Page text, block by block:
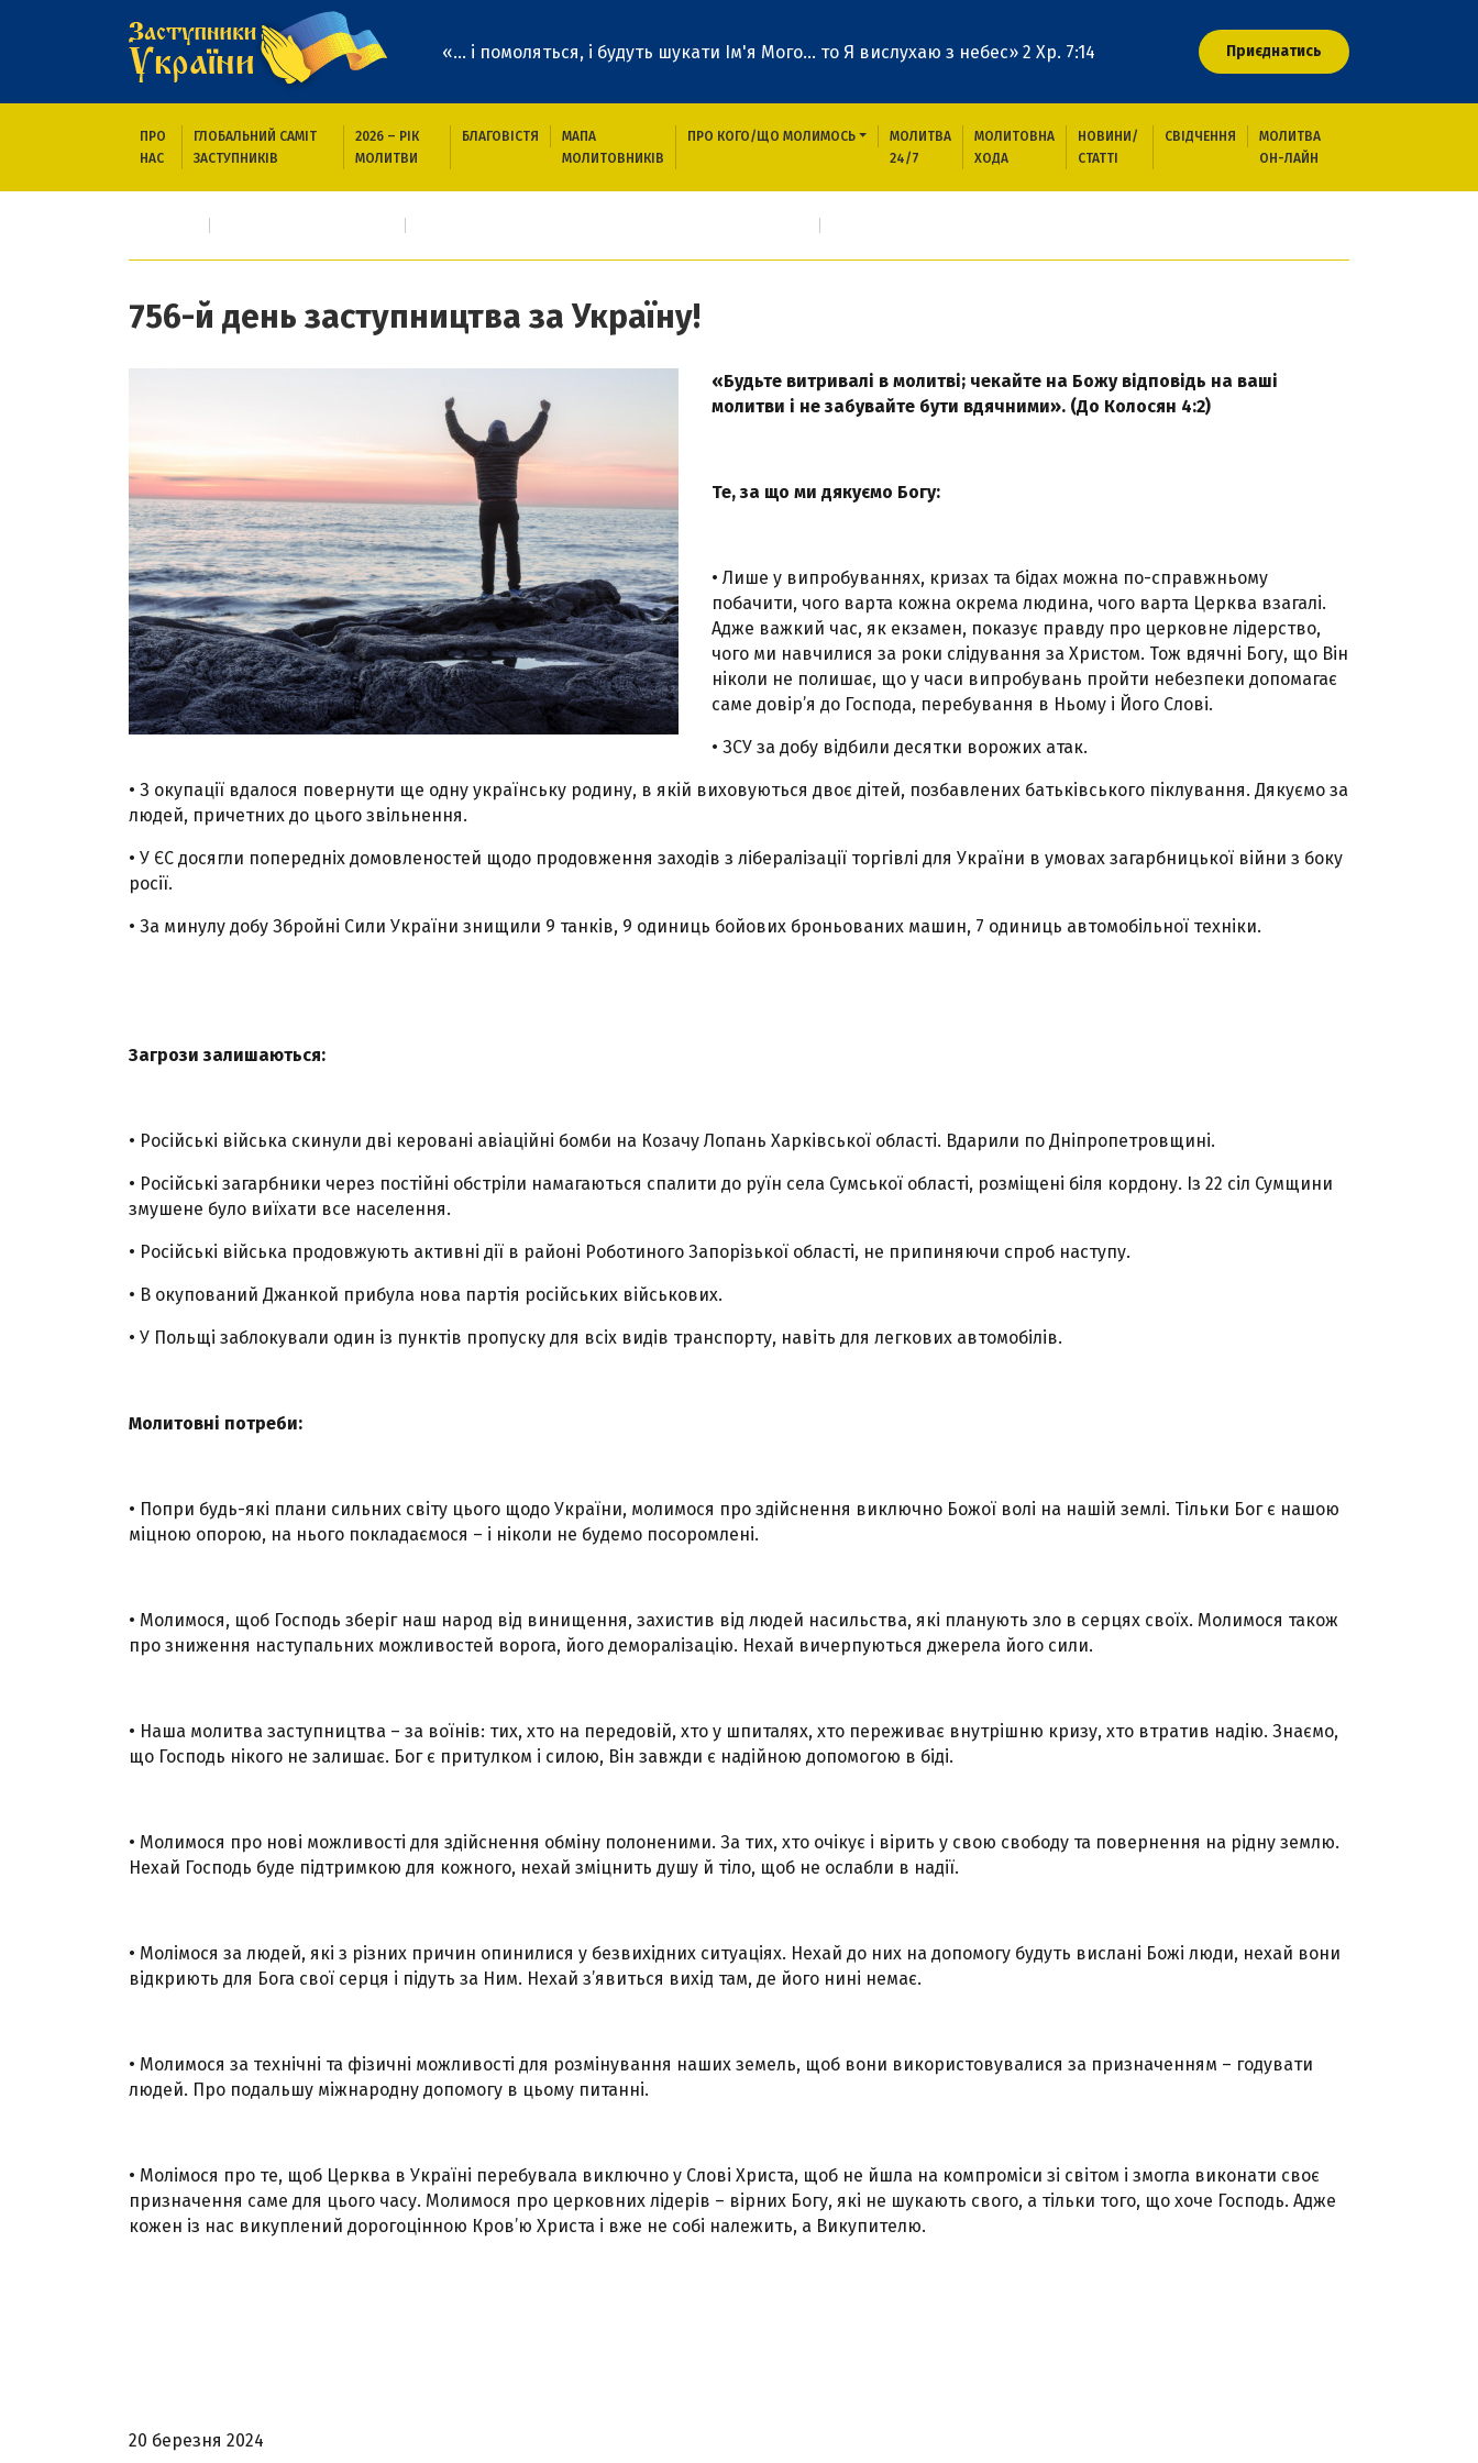
«... і помоляться, і будуть шукати Ім'я Мого... то Я вислухаю з небес» 2 Хр. 7:14 Приєднатись
ПРО
НАС
ГЛОБАЛЬНИЙ САМІТ
ЗАСТУПНИКІВ
2026 – РІК
МОЛИТВИ
БЛАГОВІСТЯ
МАПА
МОЛИТОВНИКІВ
ПРО КОГО/ЩО МОЛИМОСЬ
МОЛИТВА
24/7
МОЛИТОВНА
ХОДА
НОВИНИ/
СТАТТІ
СВІДЧЕННЯ
МОЛИТВА
ОН-ЛАЙН
756-й день заступництва за Україну!
«Будьте витривалі в молитві; чекайте на Божу відповідь на ваші
молитви і не забувайте бути вдячними». (До Колосян 4:2)
Те, за що ми дякуємо Богу:
• Лише у випробуваннях, кризах та бідах можна по-справжньому
побачити, чого варта кожна окрема людина, чого варта Церква взагалі.
Адже важкий час, як екзамен, показує правду про церковне лідерство,
чого ми навчилися за роки слідування за Христом. Тож вдячні Богу, що Він
ніколи не полишає, що у часи випробувань пройти небезпеки допомагає
саме довір’я до Господа, перебування в Ньому і Його Слові.
• ЗСУ за добу відбили десятки ворожих атак.
• З окупації вдалося повернути ще одну українську родину, в якій виховуються двоє дітей, позбавлених батьківського піклування. Дякуємо за
людей, причетних до цього звільнення.
• У ЄС досягли попередніх домовленостей щодо продовження заходів з лібералізації торгівлі для України в умовах загарбницької війни з боку
росії.
• За минулу добу Збройні Сили України знищили 9 танків, 9 одиниць бойових броньованих машин, 7 одиниць автомобільної техніки.
Загрози залишаються:
• Російські війська скинули дві керовані авіаційні бомби на Козачу Лопань Харківської області. Вдарили по Дніпропетровщині.
• Російські загарбники через постійні обстріли намагаються спалити до руїн села Сумської області, розміщені біля кордону. Із 22 сіл Сумщини
змушене було виїхати все населення.
• Російські війська продовжують активні дії в районі Роботиного Запорізької області, не припиняючи спроб наступу.
• В окупований Джанкой прибула нова партія російських військових.
• У Польщі заблокували один із пунктів пропуску для всіх видів транспорту, навіть для легкових автомобілів.
Молитовні потреби:
• Попри будь-які плани сильних світу цього щодо України, молимося про здійснення виключно Божої волі на нашій землі. Тільки Бог є нашою
міцною опорою, на нього покладаємося – і ніколи не будемо посоромлені.
• Молимося, щоб Господь зберіг наш народ від винищення, захистив від людей насильства, які планують зло в серцях своїх. Молимося також
про зниження наступальних можливостей ворога, його деморалізацію. Нехай вичерпуються джерела його сили.
• Наша молитва заступництва – за воїнів: тих, хто на передовій, хто у шпиталях, хто переживає внутрішню кризу, хто втратив надію. Знаємо,
що Господь нікого не залишає. Бог є притулком і силою, Він завжди є надійною допомогою в біді.
• Молимося про нові можливості для здійснення обміну полоненими. За тих, хто очікує і вірить у свою свободу та повернення на рідну землю.
Нехай Господь буде підтримкою для кожного, нехай зміцнить душу й тіло, щоб не ослабли в надії.
• Молімося за людей, які з різних причин опинилися у безвихідних ситуаціях. Нехай до них на допомогу будуть вислані Божі люди, нехай вони
відкриють для Бога свої серця і підуть за Ним. Нехай з’явиться вихід там, де його нині немає.
• Молимося за технічні та фізичні можливості для розмінування наших земель, щоб вони використовувалися за призначенням – годувати
людей. Про подальшу міжнародну допомогу в цьому питанні.
• Молімося про те, щоб Церква в Україні перебувала виключно у Слові Христа, щоб не йшла на компроміси зі світом і змогла виконати своє
призначення саме для цього часу. Молимося про церковних лідерів – вірних Богу, які не шукають свого, а тільки того, що хоче Господь. Адже
кожен із нас викуплений дорогоцінною Кров’ю Христа і вже не собі належить, а Викупителю.
20 березня 2024